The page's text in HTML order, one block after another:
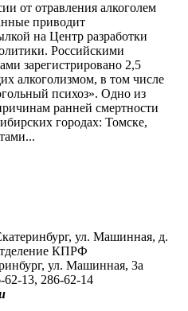
от отравления алкоголем
приводит
на Центр разработки
Российскими
зарегистрировано 2,5
алкоголизмом, в том числе
психоз». Одно из
ранней смертности
городах: Томске,
ул. Машинная, д.
КПРФ
ул. Машинная, 3а
62-13, 286-62-14